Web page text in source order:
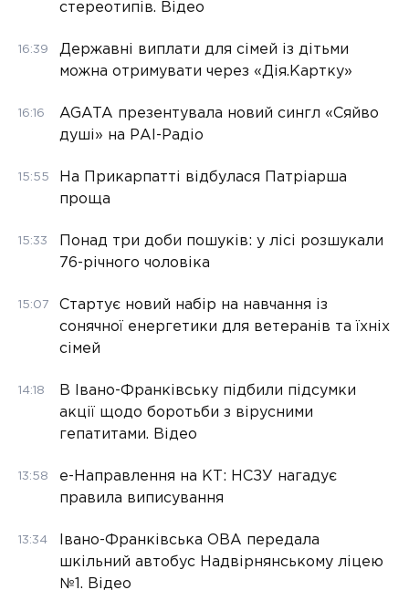
стереотипів. Відео
16:39
Державні виплати для сімей із дітьми
можна отримувати через «Дія.Картку»
16:16
AGATA презентувала новий сингл «Сяйво
душі» на РАІ-Радіо
15:55
На Прикарпатті відбулася Патріарша
проща
15:33
Понад три доби пошуків: у лісі розшукали
76-річного чоловіка
15:07
Стартує новий набір на навчання із
сонячної енергетики для ветеранів та їхніх
сімей
14:18
В Івано-Франківську підбили підсумки
акції щодо боротьби з вірусними
гепатитами. Відео
13:58
е-Направлення на КТ: НСЗУ нагадує
правила виписування
13:34
Івано-Франківська ОВА передала
шкільний автобус Надвірнянському ліцею
№1. Відео